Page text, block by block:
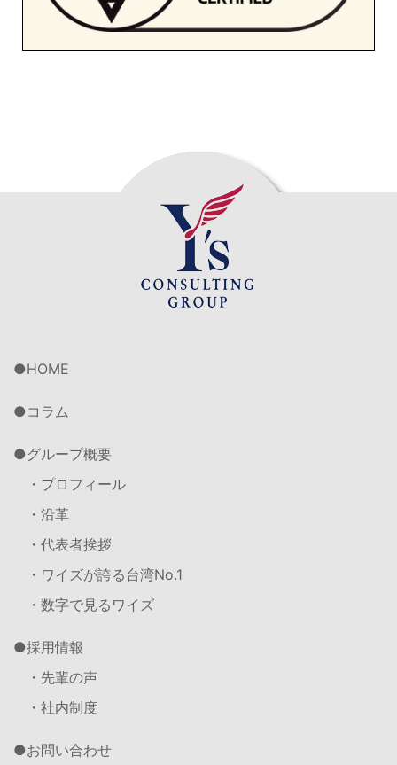
HOME
コラム
グループ概要
・プロフィール
・沿革
・代表者挨拶
・ワイズが誇る台湾No.1
・数字で見るワイズ
採用情報
・先輩の声
・社内制度
お問い合わせ